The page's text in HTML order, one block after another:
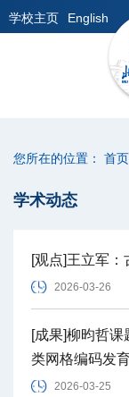
学校主页 English
您所在的位置： 首页
学术动态
[观点]王立军：
2026-03-26
[成果]柳昀哲
类网格编码发
2026-03-25